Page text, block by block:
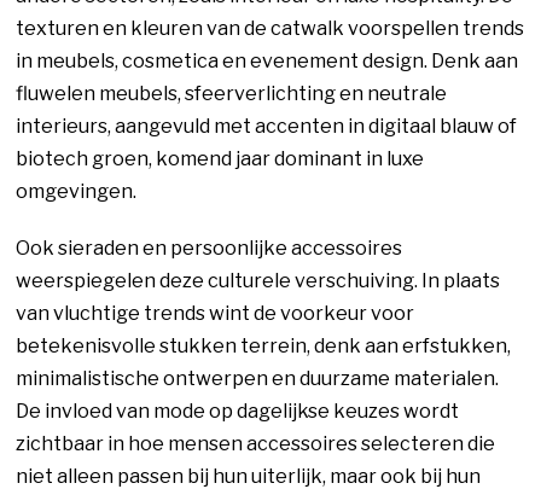
texturen en kleuren van de catwalk voorspellen trends
in meubels, cosmetica en evenement design. Denk aan
fluwelen meubels, sfeerverlichting en neutrale
interieurs, aangevuld met accenten in digitaal blauw of
biotech groen, komend jaar dominant in luxe
omgevingen.
Ook sieraden en persoonlijke accessoires
weerspiegelen deze culturele verschuiving. In plaats
van vluchtige trends wint de voorkeur voor
betekenisvolle stukken terrein, denk aan erfstukken,
minimalistische ontwerpen en duurzame materialen.
De invloed van mode op dagelijkse keuzes wordt
zichtbaar in hoe mensen accessoires selecteren die
niet alleen passen bij hun uiterlijk, maar ook bij hun